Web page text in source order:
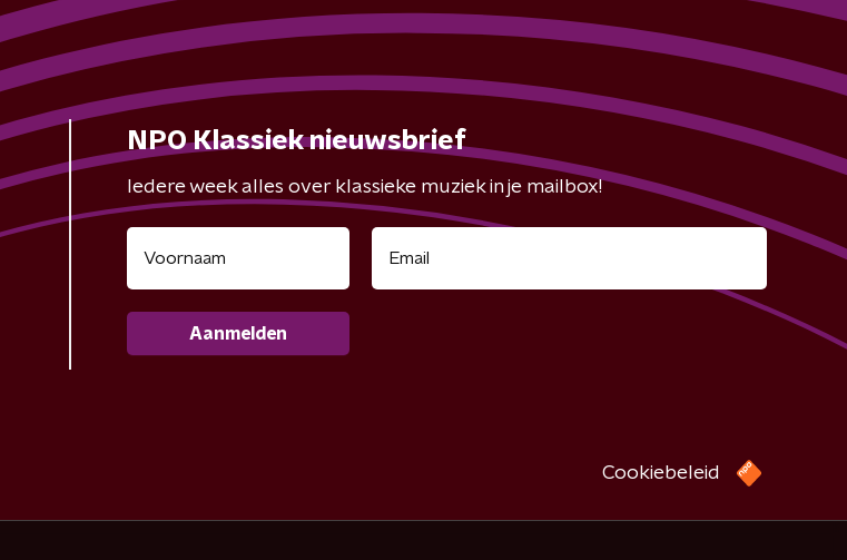
NPO Klassiek nieuwsbrief
Iedere week alles over klassieke muziek in je mailbox!
Aanmelden
Cookiebeleid